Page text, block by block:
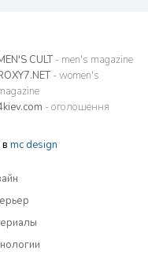
CULT- men's magazine
- women's
- оголошення
mc design